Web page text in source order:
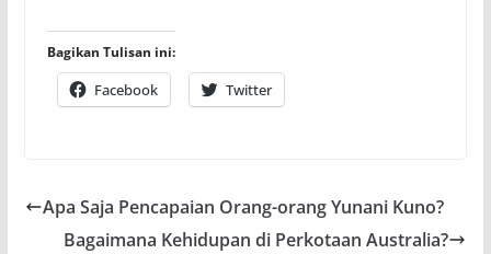
Bagikan Tulisan ini:
Facebook Twitter
Apa Saja Pencapaian Orang-orang Yunani Kuno?
Bagaimana Kehidupan di Perkotaan Australia?